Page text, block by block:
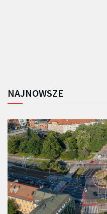
NAJNOWSZE